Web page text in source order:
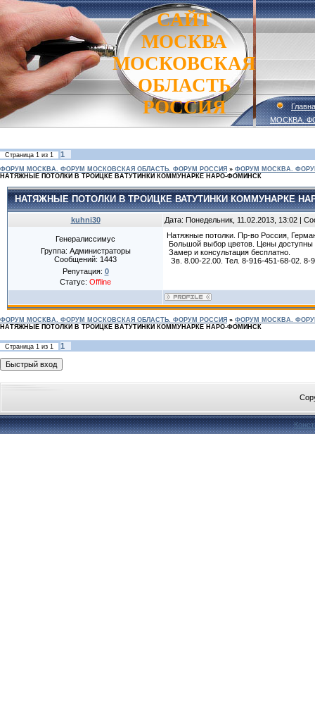
САЙТ
МОСКВА
МОСКОВСКАЯ
ОБЛАСТЬ
РОССИЯ
МОСКВА.
Страница 1 из 1 1
ФОРУМ МОСКВА. ФОРУМ МОСКОВСКАЯ ОБЛАСТЬ. ФОРУМ РОССИЯ » ФОРУМ МОСКВА.
НАТЯЖНЫЕ ПОТОЛКИ В ТРОИЦКЕ ВАТУТИНКИ КОММУНАРКЕ НАРО-ФОМИНСК
НАТЯЖНЫЕ ПОТОЛКИ В ТРОИЦКЕ ВАТУТИНКИ КОММУНАРКЕ
kuhni30 Дата: Понедельник, 11.02.2013, 13:02 |
Генералиссимус
Группа: Администраторы
Сообщений: 1443
Репутация: 0
Статус: Offline
Натяжные потолки. Пр-во Россия,
Большой выбор цветов. Цены
Замер и консультация бесплатно.
Зв. 8.00-22.00. Тел. 8-916-451-68-02.
ФОРУМ МОСКВА. ФОРУМ МОСКОВСКАЯ ОБЛАСТЬ. ФОРУМ РОССИЯ » ФОРУМ МОСКВА.
НАТЯЖНЫЕ ПОТОЛКИ В ТРОИЦКЕ ВАТУТИНКИ КОММУНАРКЕ НАРО-ФОМИНСК
Страница 1 из 1 1